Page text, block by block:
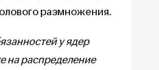
размножения.
у ядер
на распределение